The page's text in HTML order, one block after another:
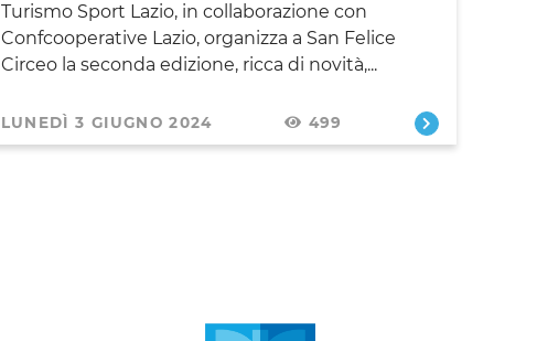
Turismo Sport Lazio, in collaborazione con
Confcooperative Lazio, organizza a San Felice
Circeo la seconda edizione, ricca di novità,...
LUNEDÌ 3 GIUGNO 2024 499